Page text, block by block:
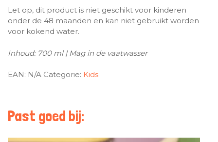
Let op, dit product is niet geschikt voor kinderen
onder de 48 maanden en kan niet gebruikt worden
voor kokend water.
Inhoud: 700 ml | Mag in de vaatwasser
EAN: N/A Categorie: Kids
Past goed bij: